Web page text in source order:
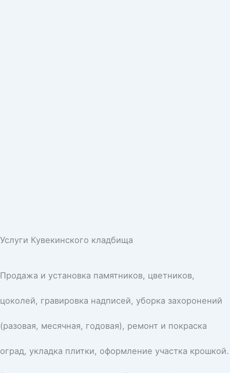
Услуги Кувекинского кладбища
Продажа и установка памятников, цветников,
цоколей, гравировка надписей, уборка захоронений
(разовая, месячная, годовая), ремонт и покраска
оград, укладка плитки, оформление участка крошкой.